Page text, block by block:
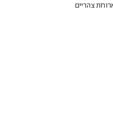
צהריים